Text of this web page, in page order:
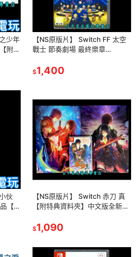
少年
附特
【NS原版片】 Switch FF 太空
戰士 節奏劇場 最終樂章
【台中星光電玩】
$1,400
伙
【台
【NS原版片】 Switch 赤刀 真
【附特典資料夾】中文版全新品
$1,090